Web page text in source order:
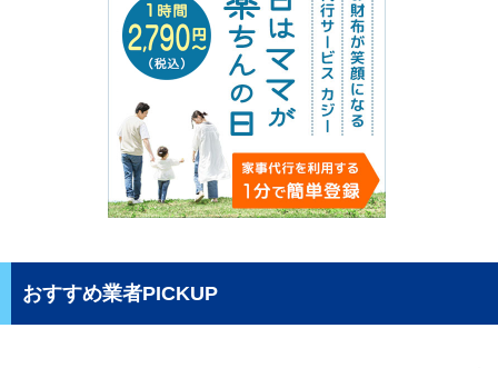
おすすめ業者PICKUP